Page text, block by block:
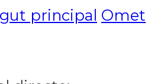
principal Omet